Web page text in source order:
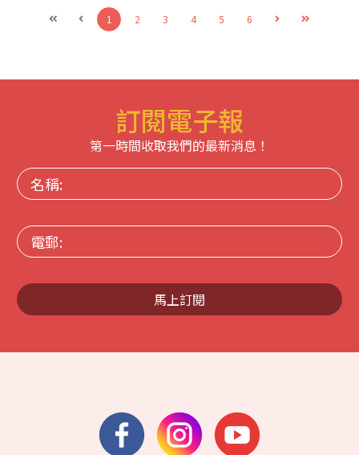
1 2 3 4 5 6
訂閱電子報
第一時間收取我們的最新消息！
名
稱:
電
郵:
馬上訂閱